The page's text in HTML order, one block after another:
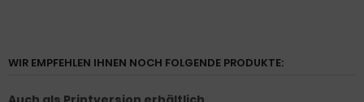
WIR EMPFEHLEN IHNEN NOCH FOLGENDE PRODUKTE: